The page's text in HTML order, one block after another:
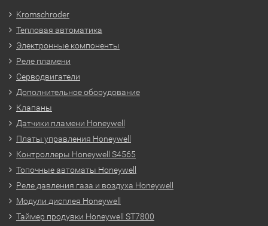
Kromschroder
Тепловая автоматика
Электронные компоненты
Реле пламени
Серводвигатели
Дополнительное оборудование
Клапаны
Датчики пламени Honeywell
Платы управления Honeywell
Контроллеры Honeywell S4565
Топочные автоматы Honeywell
Реле давления газа и воздуха Honeywell
Модули дисплея Honeywell
Таймер продувки Honeywell ST7800